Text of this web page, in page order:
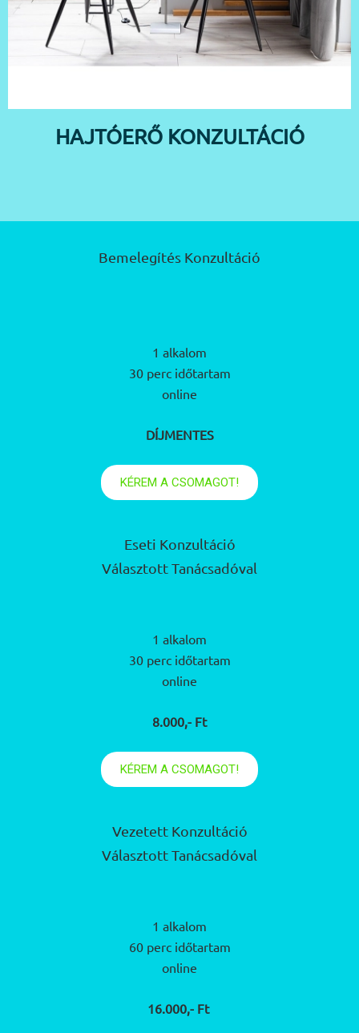
HAJTÓERŐ KONZULTÁCIÓ
Bemelegítés Konzultáció
1 alkalom
30 perc időtartam
online
DÍJMENTES
KÉREM A CSOMAGOT!
Eseti Konzultáció
Választott Tanácsadóval
1 alkalom
30 perc időtartam
online
8.000,- Ft
KÉREM A CSOMAGOT!
Vezetett Konzultáció
Választott Tanácsadóval
1 alkalom
60 perc időtartam
online
16.000,- Ft